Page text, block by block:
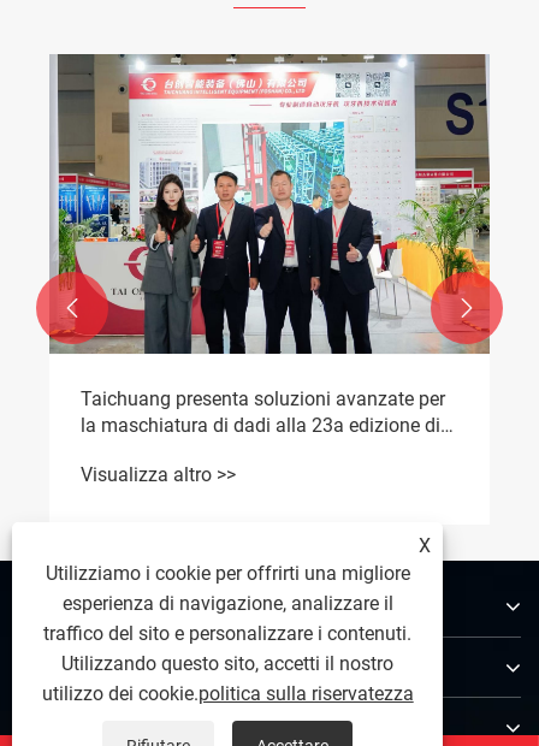
Introduzione alle punte elicoidali rotte.
 
Chi siamo
Prodotti
X
Utilizziamo i cookie per offrirti una migliore
esperienza di navigazione, analizzare il
traffico del sito e personalizzare i contenuti.
Utilizzando questo sito, accetti il ​​nostro
utilizzo dei cookie.politica sulla riservatezza